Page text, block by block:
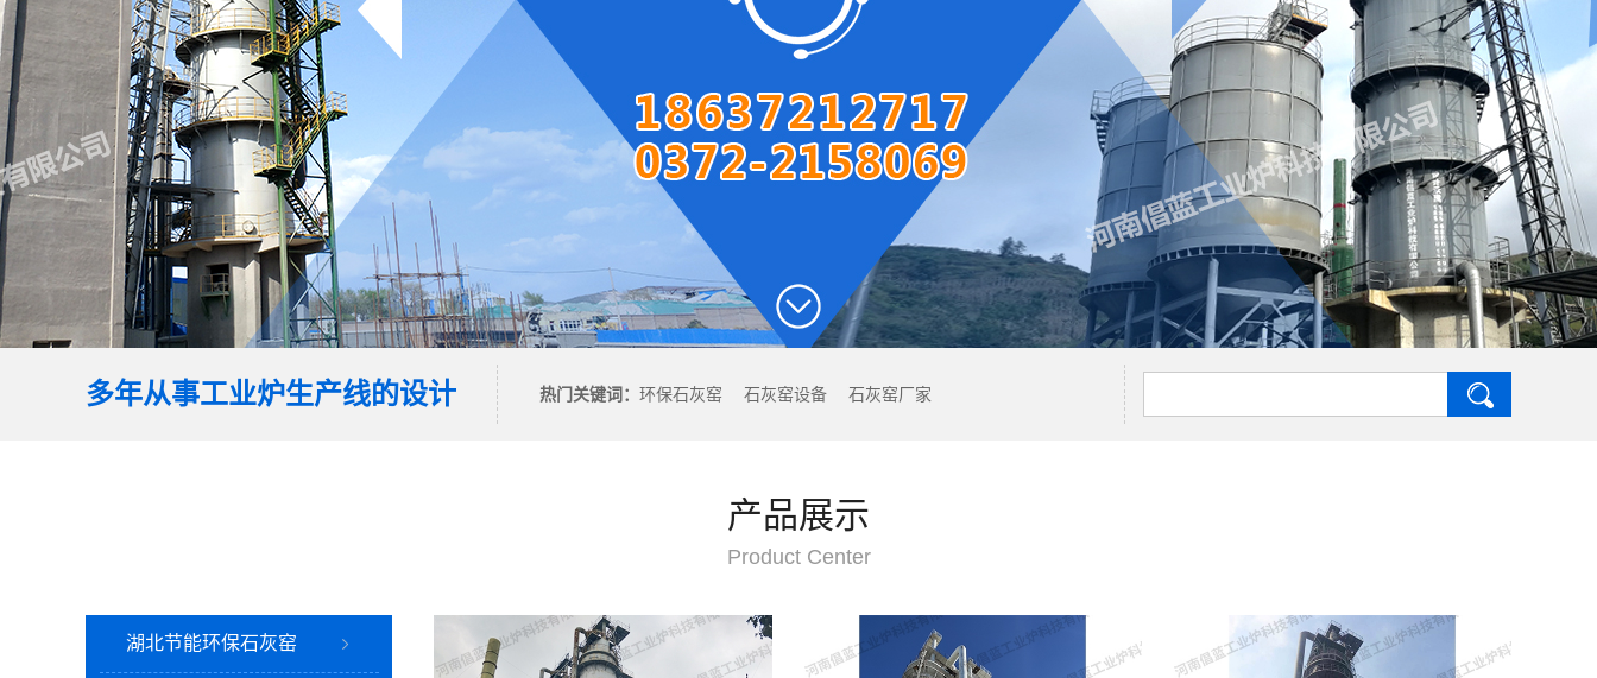
湖北石灰窑电子称量设
备
湖北智能料位计
湖北智能主令控制器
湖北除尘器
湖北脱硫塔
湖北石灰窑专用卷扬机
2 3
多年从事工业炉生产线的设计 热门关键词： 环保石灰窑 石灰窑设备 石灰窑厂家
产品展示
Product Center
湖北节能环保石灰窑